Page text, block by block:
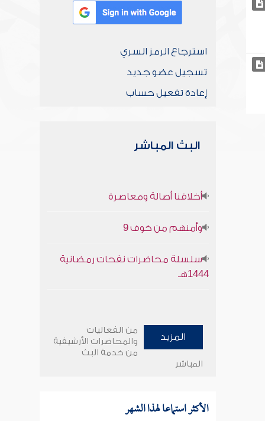
استرجاع الرمز السري
تسجيل عضو جديد
إعادة تفعيل حساب
البث المباشر
أخلاقنا أصالة ومعاصرة
وأمنهم من خوف 9
سلسلة محاضرات نفحات رمضانية
1444هـ
المزيد
من الفعاليات
والمحاضرات الأرشيفية
من خدمة البث
المباشر
الأكثر استماعا لهذا الشهر